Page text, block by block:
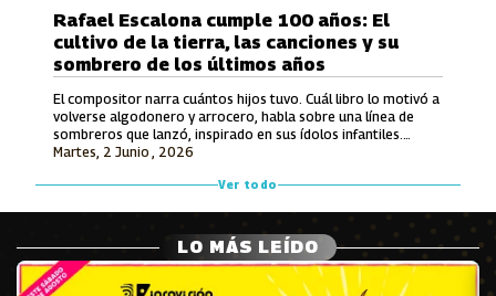
Martes, 2 Junio , 2026
Rafael Escalona cumple 100 años: El
cultivo de la tierra, las canciones y su
sombrero de los últimos años
El compositor narra cuántos hijos tuvo. Cuál libro lo motivó a
volverse algodonero y arrocero, habla sobre una línea de
sombreros que lanzó, inspirado en sus ídolos infantiles.
También recuerda lo que le ofrecieron por hacerle una
inédito que luego grabó Jorge Oñate.
Ver todo
LO MÁS LEÍDO